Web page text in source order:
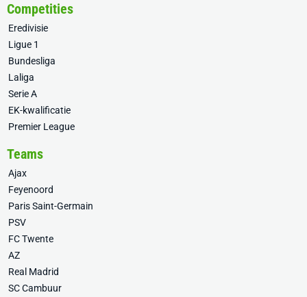
Competities
Eredivisie
Ligue 1
Bundesliga
Laliga
Serie A
EK-kwalificatie
Premier League
Teams
Ajax
Feyenoord
Paris Saint-Germain
PSV
FC Twente
AZ
Real Madrid
SC Cambuur